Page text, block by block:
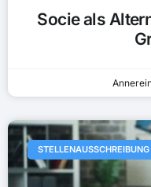
Socie als
STELLENAUSSCHREIBUNG